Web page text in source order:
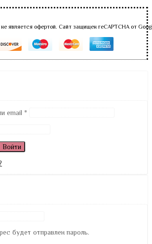
является офертой. Сайт защищен reCAPTCHA от
email *
Войти
будет отправлен пароль.